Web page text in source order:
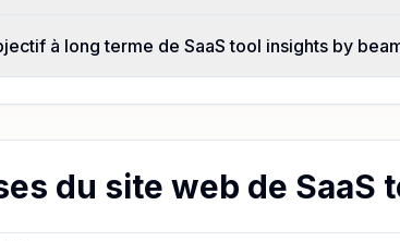
à long terme de SaaS tool insights by
du site web de SaaS